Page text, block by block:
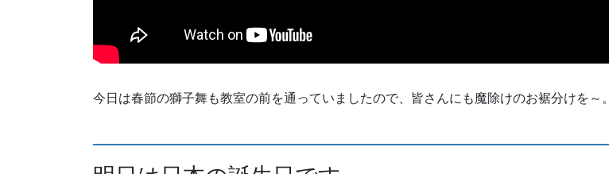
今日は春節の獅子舞も教室の前を通っていましたので、皆さんにも魔除けのお裾分けを～。